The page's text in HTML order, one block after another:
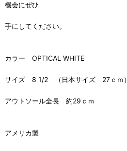
機会にぜひ
手にしてください。
カラー OPTICAL WHITE
サイズ 8 1/2 （日本サイズ 27ｃｍ）
アウトソール全長 約29ｃｍ
アメリカ製